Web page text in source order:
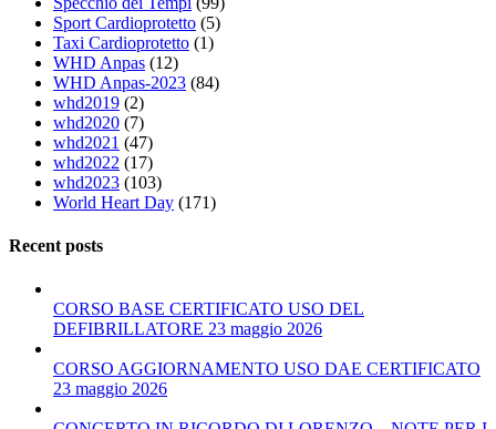
Sport Cardioprotetto (5)
Taxi Cardioprotetto (1)
WHD Anpas (12)
WHD Anpas-2023 (84)
whd2019 (2)
whd2020 (7)
whd2021 (47)
whd2022 (17)
whd2023 (103)
World Heart Day (171)
Recent posts
CORSO BASE CERTIFICATO USO DEL
DEFIBRILLATORE 23 maggio 2026
CORSO AGGIORNAMENTO USO DAE CERTIFICATO
23 maggio 2026